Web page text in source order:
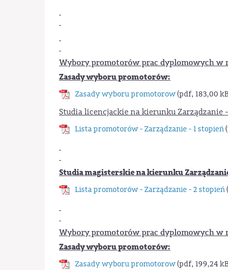
Wybory promotorów prac dyplomowych w
Zasady wyboru promotorów:
Zasady wyboru promotorow(pdf, 183,00
Studia licencjackie na kierunku
Lista promotorów - Zarządzanie - 1 stopień
Studia magisterskie na kierunku
Lista promotorów - Zarządzanie - 2 stopień
Wybory promotorów prac dyplomowych w
Zasady wyboru promotorów:
Zasady wyboru promotorow(pdf, 199,24